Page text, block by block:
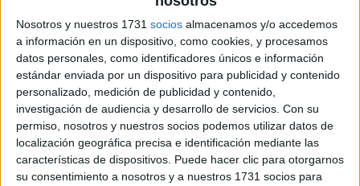
Nosotros y nuestros 1731 socios almacenamos y/o accedemos
a información en un dispositivo, como cookies, y procesamos
datos personales, como identificadores únicos e información
estándar enviada por un dispositivo para publicidad y contenido
personalizado, medición de publicidad y contenido,
investigación de audiencia y desarrollo de servicios. Con su
permiso, nosotros y nuestros socios podemos utilizar datos de
localización geográfica precisa e identificación mediante las
características de dispositivos. Puede hacer clic para otorgarnos
su consentimiento a nosotros y a nuestros 1731 socios para
SUSCRIBETE TOTALMENTE
GRATIS
Y PUEDESESTAR AL DÍADE
TODASNUESTRASNOVEDADES